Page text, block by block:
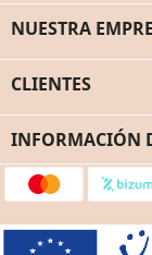
NUESTRA
CLIENTES
INFORMACIÓN